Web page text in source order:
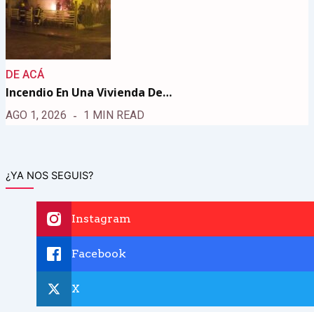
DE ACÁ
Incendio En Una Vivienda De…
AGO 1, 2026 1 MIN READ
¿YA NOS SEGUIS?
Instagram
Facebook
X